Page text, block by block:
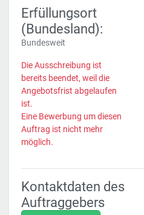
Erfüllungsort
(Bundesland):
Bundesweit
Die Ausschreibung ist
bereits beendet, weil die
Angebotsfrist abgelaufen
ist.
Eine Bewerbung um diesen
Auftrag ist nicht mehr
möglich.
Kontaktdaten des
Auftraggebers